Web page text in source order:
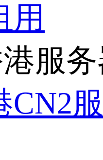
用
服
CN2